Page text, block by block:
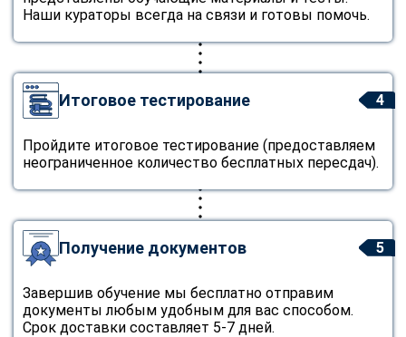
Наши кураторы всегда на связи и готовы помочь.
4
Итоговое тестирование
Пройдите итоговое тестирование (предоставляем
неограниченное количество бесплатных пересдач).
5
Получение документов
Завершив обучение мы бесплатно отправим
документы любым удобным для вас способом.
Срок доставки составляет 5-7 дней.